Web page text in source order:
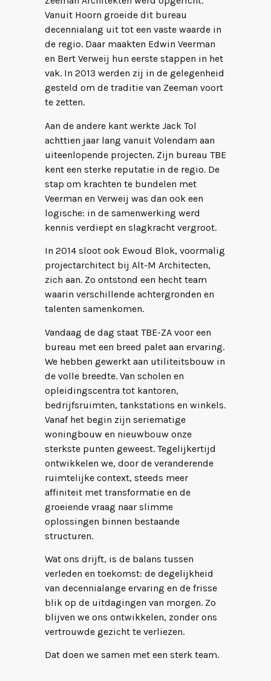
Vanuit Hoorn groeide dit bureau
decennialang uit tot een vaste waarde in
de regio. Daar maakten Edwin Veerman
en Bert Verweij hun eerste stappen in het
vak. In 2013 werden zij in de gelegenheid
gesteld om de traditie van Zeeman voort
te zetten.
Aan de andere kant werkte Jack Tol
achttien jaar lang vanuit Volendam aan
uiteenlopende projecten. Zijn bureau TBE
kent een sterke reputatie in de regio. De
stap om krachten te bundelen met
Veerman en Verweij was dan ook een
logische: in de samenwerking werd
kennis verdiept en slagkracht vergroot.
In 2014 sloot ook Ewoud Blok, voormalig
projectarchitect bij Alt-M Architecten,
zich aan. Zo ontstond een hecht team
waarin verschillende achtergronden en
talenten samenkomen.
Vandaag de dag staat TBE-ZA voor een
bureau met een breed palet aan ervaring.
We hebben gewerkt aan utiliteitsbouw in
de volle breedte. Van scholen en
opleidingscentra tot kantoren,
bedrijfsruimten, tankstations en winkels.
Vanaf het begin zijn seriematige
woningbouw en nieuwbouw onze
sterkste punten geweest. Tegelijkertijd
ontwikkelen we, door de veranderende
ruimtelijke context, steeds meer
affiniteit met transformatie en de
groeiende vraag naar slimme
oplossingen binnen bestaande
structuren.
Wat ons drijft, is de balans tussen
verleden en toekomst: de degelijkheid
van decennialange ervaring en de frisse
blik op de uitdagingen van morgen. Zo
blijven we ons ontwikkelen, zonder ons
vertrouwde gezicht te verliezen.
Dat doen we samen met een sterk team.